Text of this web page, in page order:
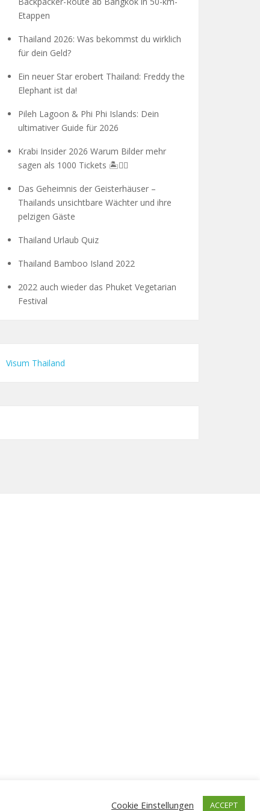
Etappen
Thailand 2026: Was bekommst du wirklich
für dein Geld?
Ein neuer Star erobert Thailand: Freddy the
Elephant ist da!
Pileh Lagoon & Phi Phi Islands: Dein
ultimativer Guide für 2026
Krabi Insider 2026 Warum Bilder mehr
sagen als 1000 Tickets 🏝️🧗‍♂️
Das Geheimnis der Geisterhäuser –
Thailands unsichtbare Wächter und ihre
pelzigen Gäste
Thailand Urlaub Quiz
Thailand Bamboo Island 2022
2022 auch wieder das Phuket Vegetarian
Festival
Visum Thailand
Cookie Einstellungen ACCEPT